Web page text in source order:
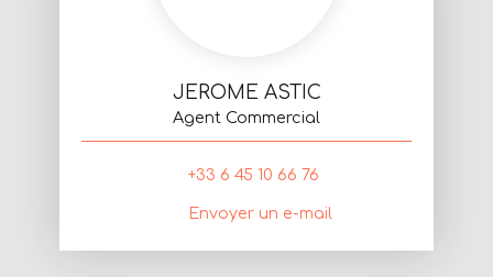
JEROME ASTIC
Agent Commercial
+33 6 45 10 66 76
Envoyer un e-mail